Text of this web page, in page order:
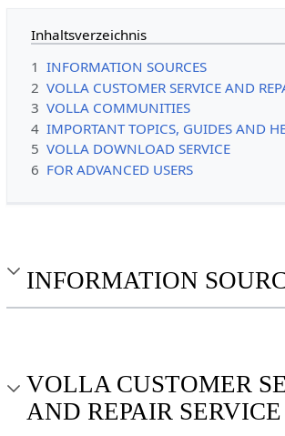
Inhaltsverzeichnis
1 INFORMATION SOURCES
2 VOLLA CUSTOMER SERVICE AND
3 VOLLA COMMUNITIES
4 IMPORTANT TOPICS, GUIDES AND
5 VOLLA DOWNLOAD SERVICE
6 FOR ADVANCED USERS
INFORMATION
VOLLA CUSTOMER
AND REPAIR SERVICE